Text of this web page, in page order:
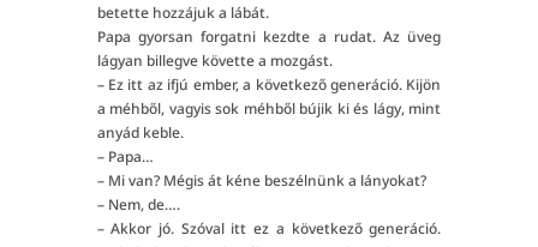
betette hozzájuk a lábát.
Papa gyorsan forgatni kezdte a rudat. Az üveg
lágyan billegve követte a mozgást.
– Ez itt az ifjú ember, a következő generáció. Kijön
a méhből, vagyis sok méhből bújik ki és lágy, mint
anyád keble.
– Papa…
– Mi van? Mégis át kéne beszélnünk a lányokat?
– Nem, de….
– Akkor jó. Szóval itt ez a következő generáció.